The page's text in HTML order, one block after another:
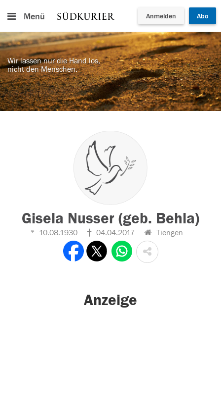
Menü Anmelden Abo
Wir lassen nur die Hand los,
nicht den Menschen.
Gisela Nusser (geb. Behla)
10.08.1930 04.04.2017 Tiengen
Anzeige